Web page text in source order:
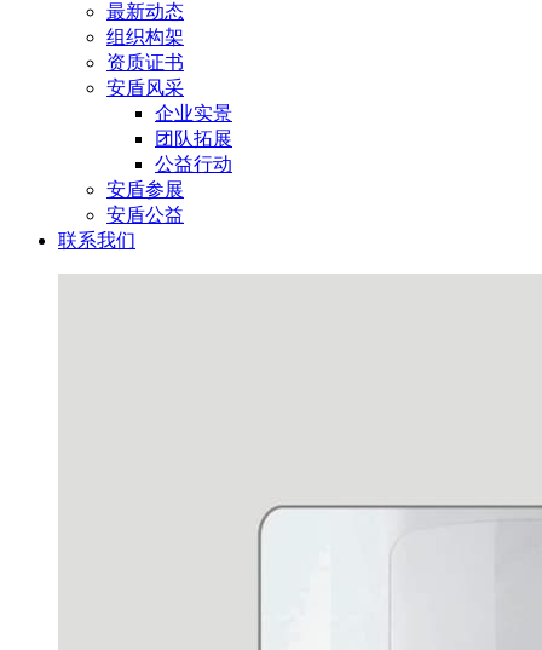
最新动态
组织构架
资质证书
安盾风采
企业实景
团队拓展
公益行动
安盾参展
安盾公益
联系我们